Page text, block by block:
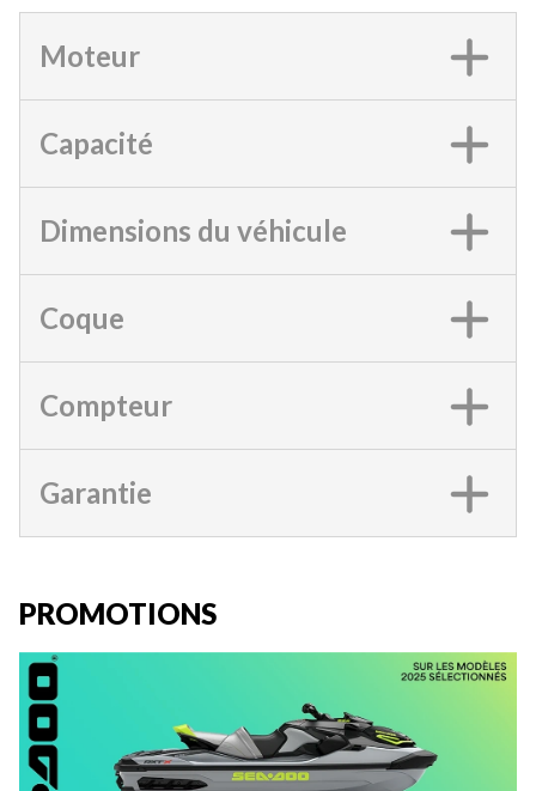
Moteur
Capacité
Dimensions du véhicule
Coque
Compteur
Garantie
PROMOTIONS